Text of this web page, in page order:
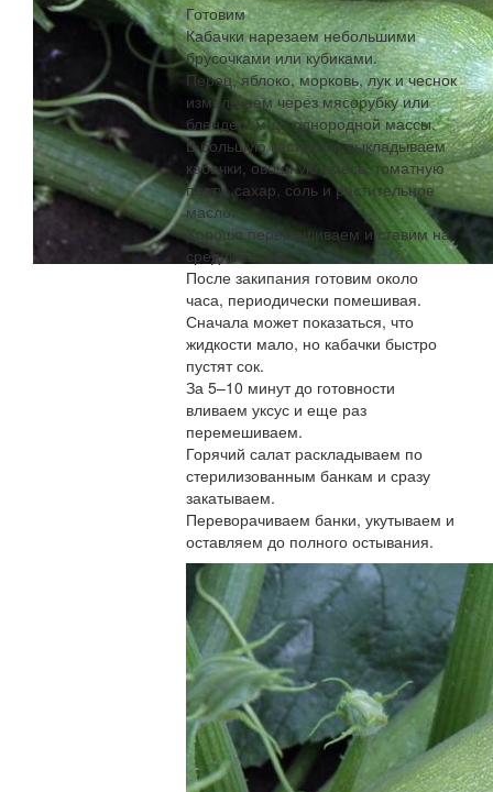
Готовим
Кабачки нарезаем небольшими
брусочками или кубиками.
Перец, яблоко, морковь, лук и чеснок
измельчаем через мясорубку или
блендером до однородной массы.
В большую кастрюлю выкладываем
кабачки, овощную смесь, томатную
пасту, сахар, соль и растительное
масло.
Хорошо перемешиваем и ставим на
средний огонь.
После закипания готовим около
часа, периодически помешивая.
Сначала может показаться, что
жидкости мало, но кабачки быстро
пустят сок.
За 5–10 минут до готовности
вливаем уксус и еще раз
перемешиваем.
Горячий салат раскладываем по
стерилизованным банкам и сразу
закатываем.
Переворачиваем банки, укутываем и
оставляем до полного остывания.